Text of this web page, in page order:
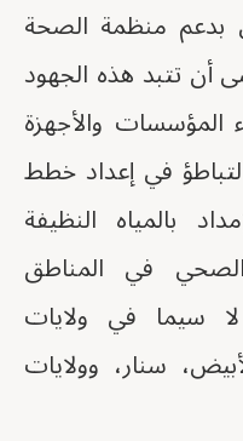
بدعم منظمة الصحة
أن تتبد هذه الجهود
المؤسسات والأجهزة
في إعداد خطط
بالمياه النظيفة
في المناطق
لا سيما في ولايات
سنار، وولايات